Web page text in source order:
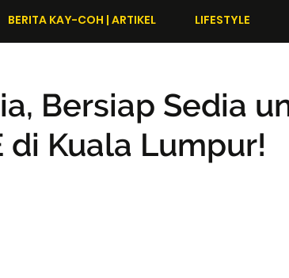
BERITA KAY-COH | ARTIKEL LIFESTYLE
Bersiap Sedia
di Kuala Lumpur!